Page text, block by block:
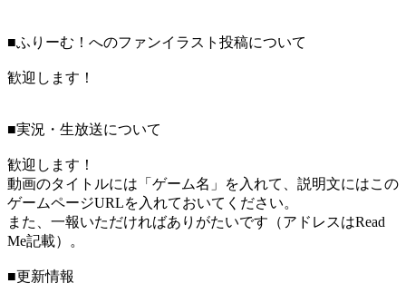
■ふりーむ！へのファンイラスト投稿について
歓迎します！
■実況・生放送について
歓迎します！
動画のタイトルには「ゲーム名」を入れて、説明文にはこの
ゲームページURLを入れておいてください。
また、一報いただければありがたいです（アドレスはRead
Me記載）。
■更新情報